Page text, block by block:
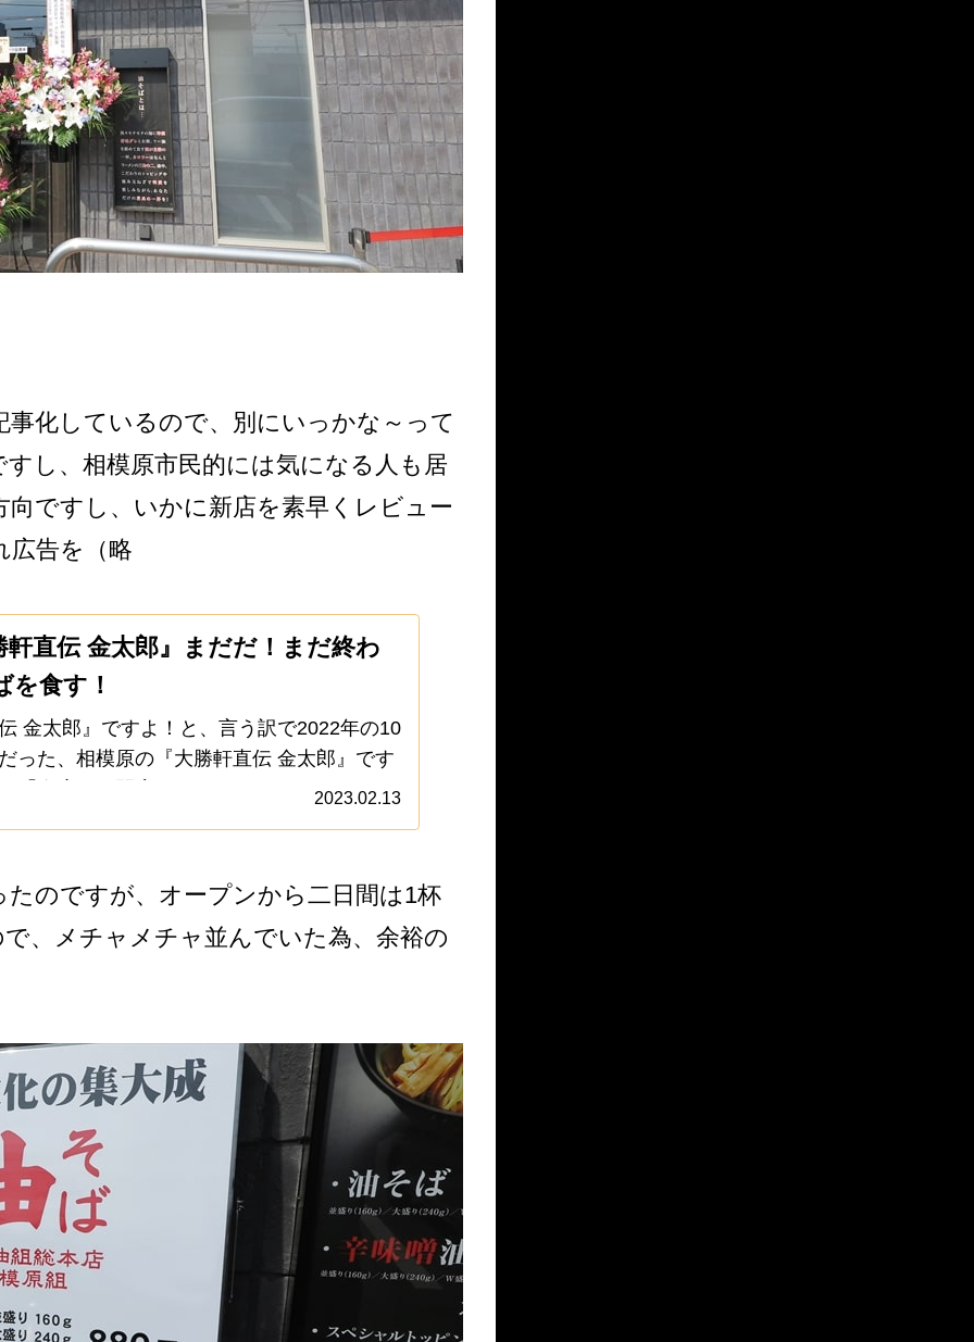
化しているので、別にいっかな～って
し、相模原市民的には気になる人も居
ですし、いかに新店を素早くレビュー
広告を（略
軒直伝 金太郎』まだだ！まだ終わ
を食す！
金太郎』ですよ！と、言う訳で2022年の10
った、相模原の『大勝軒直伝 金太郎』です
「今度こそ閉店するかもと！」いやいや。
2023.02.13
のですが、オープンから二日間は1杯
、メチャメチャ並んでいた為、余裕の